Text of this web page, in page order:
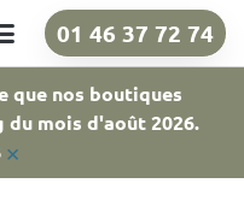
01 46 37 72 74
que nos boutiques
mois d'août 2026.
×